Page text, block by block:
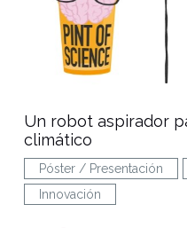
Un robot aspirador
climático
Póster / Presentación
Innovación